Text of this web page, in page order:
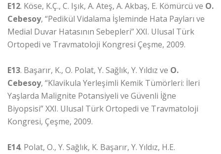
E12. Köse, K.Ç., C. Işık, A. Ateş, A. Akbaş, E. Kömürcü ve O.
Cebesoy, “Pedikül Vidalama İşleminde Hata Payları ve
Medial Duvar Hatasının Sebepleri” XXI. Ulusal Türk
Ortopedi ve Travmatoloji Kongresi Çeşme, 2009.
E13. Başarır, K., O. Polat, Y. Sağlık, Y. Yıldız ve O.
Cebesoy, “Klavikula Yerleşimli Kemik Tümörleri: İleri
Yaşlarda Malignite Potansiyeli ve Güvenli İğne
Biyopsisi” XXI. Ulusal Türk Ortopedi ve Travmatoloji
Kongresi, Çeşme, 2009.
E14. Polat, O., Y. Sağlık, K. Başarır, Y. Yıldız, H.E.